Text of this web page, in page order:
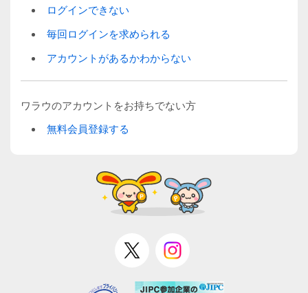
ログインできない
毎回ログインを求められる
アカウントがあるかわからない
ワラウのアカウントをお持ちでない方
無料会員登録する